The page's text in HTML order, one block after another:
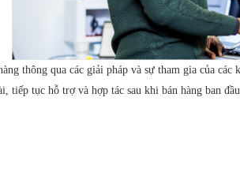
thông qua các giải pháp và sự tham gia của
tục hỗ trợ và hợp tác sau khi bán hàng ban đầu.